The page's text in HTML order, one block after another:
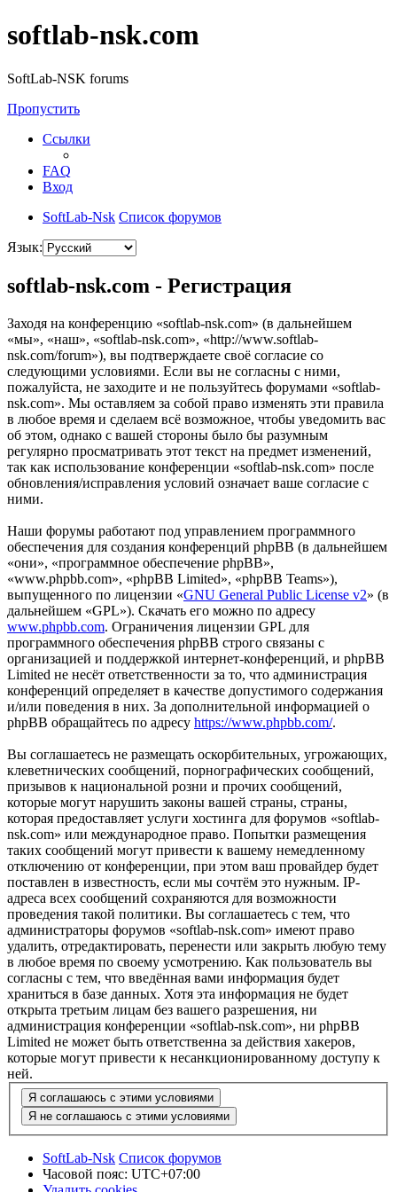
softlab-nsk.com
SoftLab-NSK forums
Пропустить
Ссылки
FAQ
Вход
SoftLab-Nsk Список форумов
Язык:
softlab-nsk.com - Регистрация
Заходя на конференцию «softlab-nsk.com» (в дальнейшем
«мы», «наш», «softlab-nsk.com», «http://www.softlab-
nsk.com/forum»), вы подтверждаете своё согласие со
следующими условиями. Если вы не согласны с ними,
пожалуйста, не заходите и не пользуйтесь форумами «softlab-
nsk.com». Мы оставляем за собой право изменять эти правила
в любое время и сделаем всё возможное, чтобы уведомить вас
об этом, однако с вашей стороны было бы разумным
регулярно просматривать этот текст на предмет изменений,
так как использование конференции «softlab-nsk.com» после
обновления/исправления условий означает ваше согласие с
ними.
Наши форумы работают под управлением программного
обеспечения для создания конференций phpBB (в дальнейшем
«они», «программное обеспечение phpBB»,
«www.phpbb.com», «phpBB Limited», «phpBB Teams»),
выпущенного по лицензии «GNU General Public License v2» (в
дальнейшем «GPL»). Скачать его можно по адресу
www.phpbb.com. Ограничения лицензии GPL для
программного обеспечения phpBB строго связаны с
организацией и поддержкой интернет-конференций, и phpBB
Limited не несёт ответственности за то, что администрация
конференций определяет в качестве допустимого содержания
и/или поведения в них. За дополнительной информацией о
phpBB обращайтесь по адресу https://www.phpbb.com/.
Вы соглашаетесь не размещать оскорбительных, угрожающих,
клеветнических сообщений, порнографических сообщений,
призывов к национальной розни и прочих сообщений,
которые могут нарушить законы вашей страны, страны,
которая предоставляет услуги хостинга для форумов «softlab-
nsk.com» или международное право. Попытки размещения
таких сообщений могут привести к вашему немедленному
отключению от конференции, при этом ваш провайдер будет
поставлен в известность, если мы сочтём это нужным. IP-
адреса всех сообщений сохраняются для возможности
проведения такой политики. Вы соглашаетесь с тем, что
администраторы форумов «softlab-nsk.com» имеют право
удалить, отредактировать, перенести или закрыть любую тему
в любое время по своему усмотрению. Как пользователь вы
согласны с тем, что введённая вами информация будет
храниться в базе данных. Хотя эта информация не будет
открыта третьим лицам без вашего разрешения, ни
администрация конференции «softlab-nsk.com», ни phpBB
Limited не может быть ответственна за действия хакеров,
которые могут привести к несанкционированному доступу к
ней.
SoftLab-Nsk Список форумов
Часовой пояс: UTC+07:00